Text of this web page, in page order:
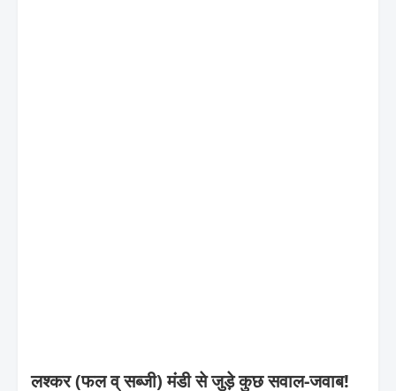
लश्कर (फल व् सब्जी) मंडी से जुड़े कुछ सवाल-जवाब!